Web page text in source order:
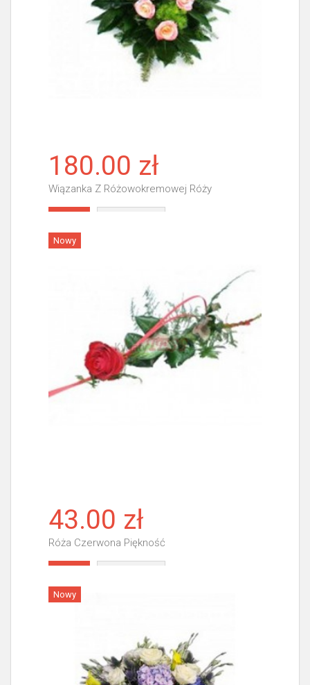
180.00 zł
Wiązanka Z Różowokremowej Róży
Nowy
43.00 zł
Róża Czerwona Piękność
Nowy